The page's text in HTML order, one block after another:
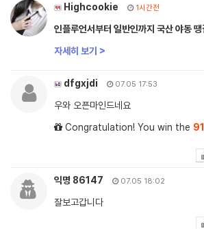
Highcookie 1시간전
인플루언서부터 일반인까지 국산 야동
자세히 보기 >
dfgxjdi 07.05 17:53
우와 오픈마인드네요
Congratulation! You win the 91
익명 86147 07.05 18:02
잘보고갑니다